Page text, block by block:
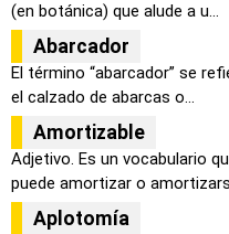
(en botánica) que alude a u...
Abarcador
El término “abarcador” se
el calzado de abarcas o...
Amortizable
Adjetivo. Es un vocabulario
puede amortizar o
Aplotomía